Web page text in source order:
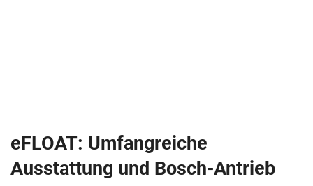
eFLOAT: Umfangreiche
Ausstattung und Bosch-Antrieb